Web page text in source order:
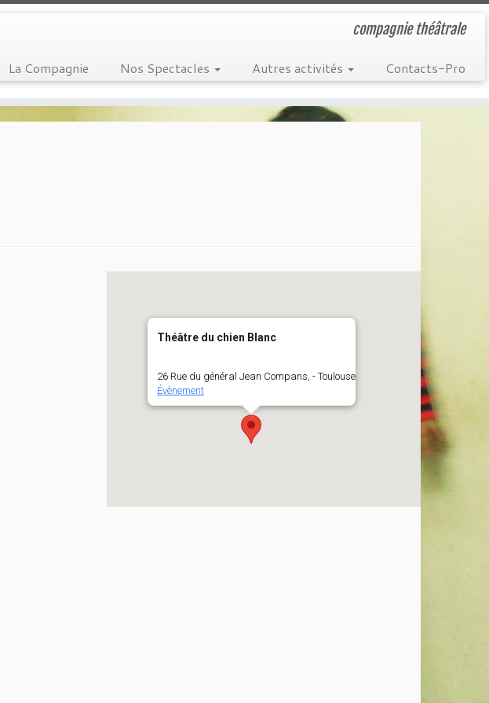
compagnie théâtrale
La Compagnie Nos Spectacles Autres activités Contacts-Pro
Théâtre du chien Blanc
26 Rue du général Jean Compans, - Toulouse
Évènement